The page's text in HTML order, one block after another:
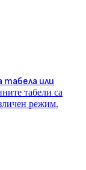
табела или
табели са
режим.